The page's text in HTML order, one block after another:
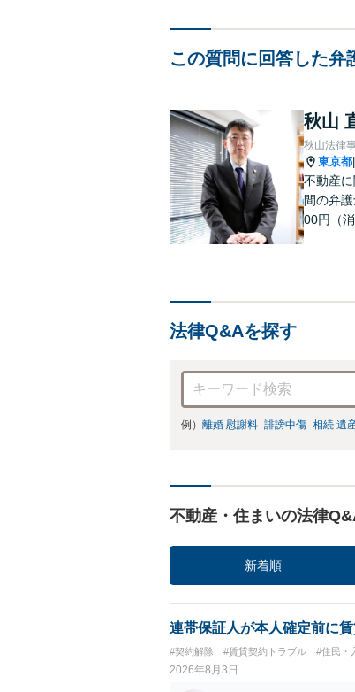
この質問に回答した弁
秋山
秋山法律
東京都
不動産
間の弁
00円（
法律Q&Aを探す
例） 離婚 慰謝料 誹謗中傷 相続 遺
不動産・住まいの法律
新着順
連帯保証人が本人確定前に
#契約解除 #賃貸契約トラブル #住民・
2026年8月3日